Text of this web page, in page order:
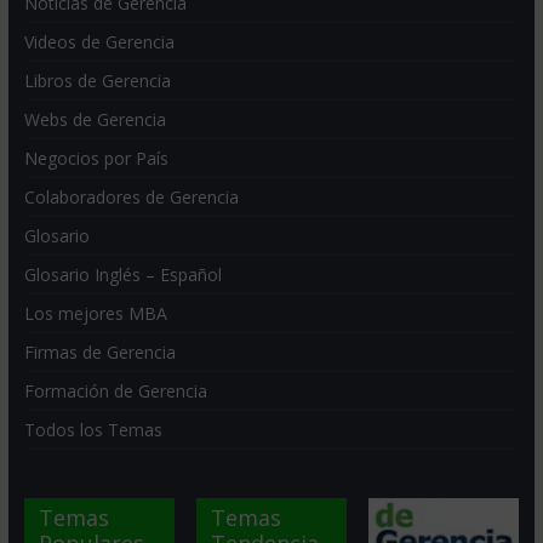
Videos de Gerencia
Libros de Gerencia
Webs de Gerencia
Negocios por País
Colaboradores de Gerencia
Glosario
Glosario Inglés – Español
Los mejores MBA
Firmas de Gerencia
Formación de Gerencia
Todos los Temas
Temas
Temas